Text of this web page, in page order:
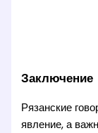
Заключение
Рязанские
явление, а